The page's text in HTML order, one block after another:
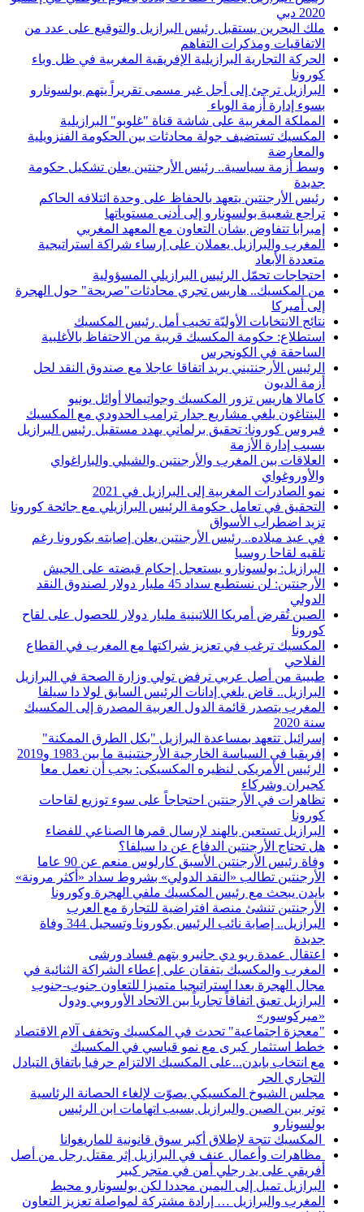
2020 دبي
ملك البحرين يستقبل رئيس البرازيل والتوقيع على عدد من
الاتفاقيات ومذكرات التفاهم
الحركة التجارية البرازيلية الإفريقية المغربية في ظل وباء
كورونا
البرازيل ترجئ إلى أجل غير مسمى تقريراً يتهم بولسونارو
بسوء إدارة أزمة الوباء
المملكة المغربية على شاشة قناة "غلوبو" البرازيلية
المكسيك تستضيف جولة محادثات بين الحكومة الفنزويلية
والمعارضة
وسط أزمة سياسية.. رئيس الأرجنتين يعلن تشكيل حكومة
جديدة
رئيس الأرجنتين يتعهد بالحفاظ على وحدة ائتلافه الحاكم
تراجع شعبية بولسونارو إلى أدنى مستوياتها
إمبرابا تتفاوض بشأن التعاون مع المعهد المغربي
المغرب والبرازيل يعملان على إرساء شراكة استراتيجية
متعددة الأبعاد
احتجاجات تحمّل الرئيس البرازيلي المسؤولية
من المكسيك.. هاريس تجري محادثات"صريحة" حول الهجرة
إلى أميركا
نتائج الانتخابات الأوليّة تخيب أمل رئيس المكسيك
استطلاع: حكومة المكسيك قريبة من الاحتفاظ بالأغلبية
الساحقة في الكونجرس
الرئيس الأرجنتيني يريد اتفاقا عاجلا مع صندوق النقد لحل
أزمة الديون
كامالا هاريس تزور المكسيك وجواتيمالا أوائل يونيو
البنتاغون يلغي مشاريع جدار ترامب الحدودي مع المكسيك
فيروس كورونا: تحقيق برلماني يهدد مستقبل رئيس البرازيل
بسبب إدارة الأزمة
العلاقات بين المغرب والأرجنتين والشيلي والباراغواي
والأوروغواي
نمو الصادرات المغربية إلى البرازيل في 2021
التحقيق في تعامل حكومة الرئيس البرازيلي مع جائحة كورونا
تزيد اضطراب الأسواق
في عيد ميلاده.. رئيس الأرجنتين يعلن إصابته بكورونا رغم
تلقيه لقاحا روسيا
البرازيل: بولسونارو يستعجل إحكام قبضته على الجيش
الأرجنتين: لن نستطيع سداد 45 مليار دولار لصندوق النقد
الدولي
الصين تُقرض أمريكا اللاتينية مليار دولار للحصول على لقاح
كورونا
المكسيك ترغب في تعزيز شراكتها مع المغرب في القطاع
الفلاحي
طبيبة من أصل عربي ترفض تولي وزارة الصحة في البرازيل
البرازيل.. قاض يلغي إدانات الرئيس السابق لولا دا سيلفا
المغرب يتصدر قائمة الدول العربية المصدرة إلى المكسيك
سنة 2020
إسرائيل تتعهد بمساعدة البرازيل "بكل الطرق الممكنة"
إفريقيا في السياسة الخارجية الأرجنتينية ما بين 1983 و2019
الرئيس الأمريكى لنظيره المكسيكى: يجب أن نعمل معا
كجيران وشركاء
تظاهرات في الأرجنتين احتجاجاً على سوء توزيع لقاحات
كورونا
البرازيل تستعين بالهند لإرسال قمرها الصناعي للفضاء
هل تحتاج الأرجنتين الدفاع عن دا سيلفا؟
وفاة رئيس الأرجنتين الأسبق كارلوس منعم عن 90 عاما
الأرجنتين تطالب «النقد الدولي» بشروط سداد «أكثر مرونة»
بايدن يبحث مع رئيس المكسيك ملفي الهجرة وكورونا
الأرجنتين تنشئ منصة افتراضية للتجارة مع العرب
البرازيل.. إصابة نائب الرئيس بكورونا وتسجيل 344 وفاة
جديدة
اعتقال عمدة ريو دي جانيرو بتهم فساد ورشى
المغرب والمكسيك يتفقان على إعطاء الشراكة الثنائية في
مجال الهجرة بعدا استراتيجيا متميزا للتعاون جنوب-جنوب
البرازيل تعيق اتفاقاً تجارياً بين الاتحاد الأوروبي ودول
«ميركوسور»
"معجزة اجتماعية" تحدث في المكسيك وتخفف آلام الاقتصاد
خطط استثمار كبرى مع نمو قياسي في المكسيك
مع انتخاب بايدن...على المكسيك الالتزام حرفيا باتفاق التبادل
التجاري الحر
مجلس الشيوخ المكسيكي يصوّت لإلغاء الحصانة الرئاسية
توتر بين الصين والبرازيل بسبب اتهامات ابن الرئيس
بولسونارو
المكسيك تتجة لإطلاق أكبر سوق قانونية للماريغوانا
مظاهرات وأعمال عنف في البرازيل إثر مقتل رجل من أصل
أفريقي على يد رجلي أمن في متجر كبير
البرازيل تميل إلى اليمين مجددا لكن بولسونارو محبط
المغرب والبرازيل … إرادة مشتركة لمواصلة تعزيز التعاون